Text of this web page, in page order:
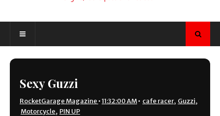
Sexy Guzzi
RocketGarage Magazine •11:32:00 AM• cafe racer, Guzzi,
Motorcycle, PIN UP